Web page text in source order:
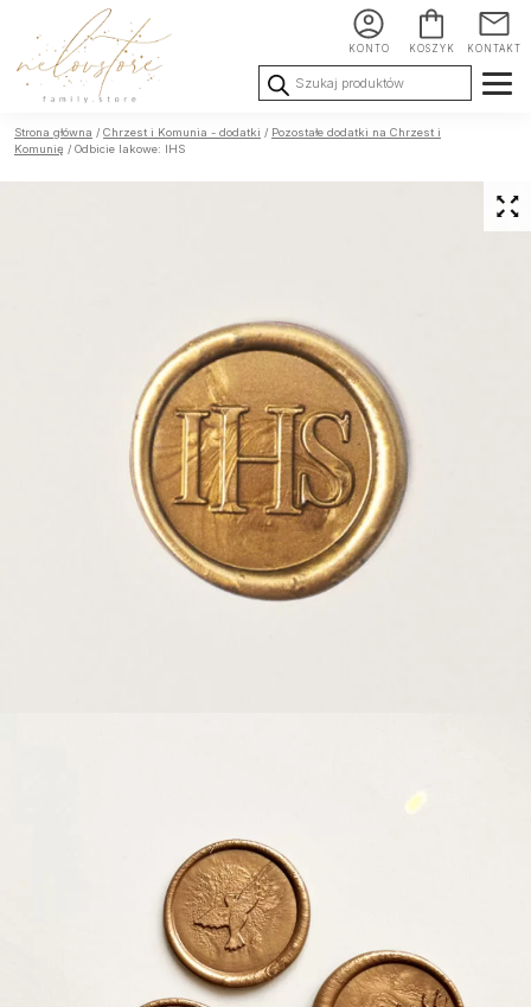
KONTO KOSZYK KONTAKT
Wyszukiwarka
produktów
Ślub i
Wesele
Chrzest i
Urodziny i
Strona główna / Chrzest i Komunia - dodatki / Pozostałe dodatki na Chrzest i
Komunię / Odbicie lakowe: IHS